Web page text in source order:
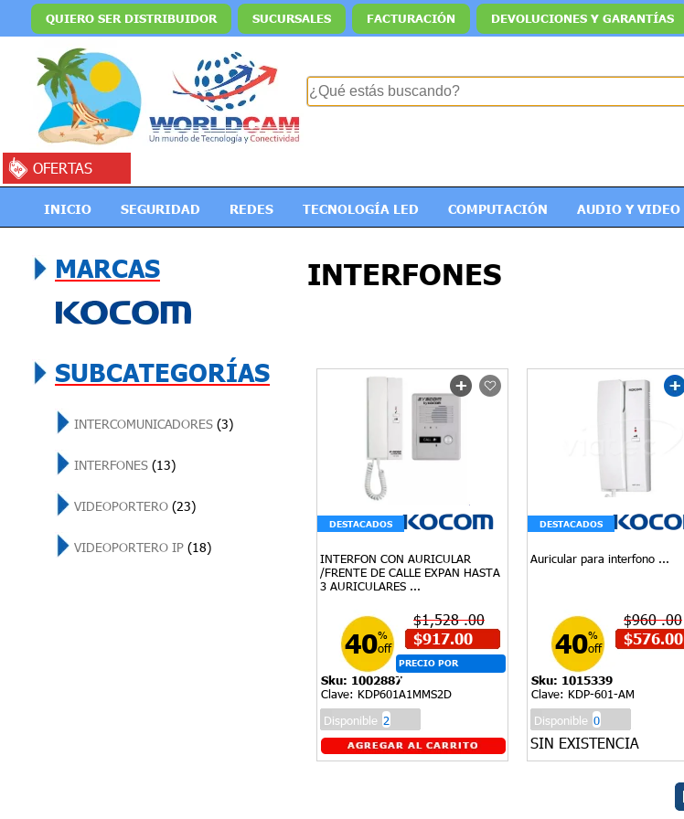
QUIERO SER DISTRIBUIDOR SUCURSALES FACTURACIÓN DEVOLUCIONES Y GARANTÍAS
OFERTAS
INICIO SEGURIDAD REDES TECNOLOGÍA LED COMPUTACIÓN AUDIO Y VIDEO
MARCAS
SUBCATEGORÍAS
INTERCOMUNICADORES (3)
INTERFONES (13)
VIDEOPORTERO (23)
VIDEOPORTERO IP (18)
INTERFONES
Disponible 2
Sku: 1002887
Clave: KDP601A1MMS2D
$917.00
PRECIO POR
VOLUMEN -
$1,528 .00
INTERFON CON AURICULAR
/FRENTE DE CALLE EXPAN HASTA
3 AURICULARES ...
DESTACADOS
40%
off
SIN EXISTENCIA
Disponible 0
Sku: 1015339
Clave: KDP-601-AM
$576.00
$960 .00
Auricular para interfono ...
DESTACADOS
40%
off